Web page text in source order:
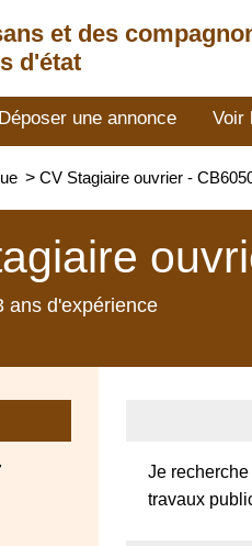
et des
d'état
Déposer une annonce Voir
> CV Stagiaire ouvrier -
ans d'expérience
Je
travaux